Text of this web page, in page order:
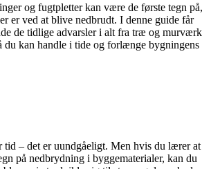
og fugtpletter kan være de første tegn på,
er ved at blive nedbrudt. I denne guide får
de tidlige advarsler i alt fra træ og murværk
du kan handle i tide og forlænge bygningens
tid – det er uundgåeligt. Men hvis du lærer at
på nedbrydning i byggematerialer, kan du